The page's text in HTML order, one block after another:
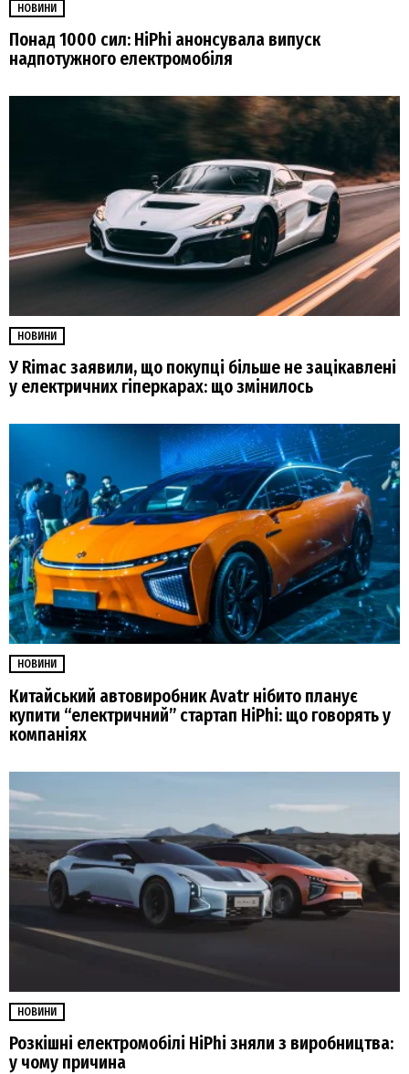
НОВИНИ
Понад 1000 сил: HiPhi анонсувала випуск
надпотужного електромобіля
НОВИНИ
У Rimac заявили, що покупці більше не зацікавлені
у електричних гіперкарах: що змінилось
НОВИНИ
Китайський автовиробник Avatr нібито планує
купити “електричний” стартап HiPhi: що говорять у
компаніях
НОВИНИ
Розкішні електромобілі HiPhi зняли з виробництва:
у чому причина